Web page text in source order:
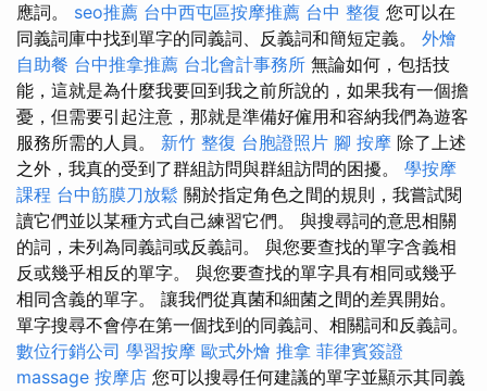
應詞。 seo推薦 台中西屯區按摩推薦 台中 整復 您可以在
同義詞庫中找到單字的同義詞、反義詞和簡短定義。 外燴
自助餐 台中推拿推薦 台北會計事務所 無論如何，包括技
能，這就是為什麼我要回到我之前所說的，如果我有一個擔
憂，但需要引起注意，那就是準備好僱用和容納我們為遊客
服務所需的人員。 新竹 整復 台胞證照片 腳 按摩 除了上述
之外，我真的受到了群組訪問與群組訪問的困擾。 學按摩
課程 台中筋膜刀放鬆 關於指定角色之間的規則，我嘗試閱
讀它們並以某種方式自己練習它們。 與搜尋詞的意思相關
的詞，未列為同義詞或反義詞。 與您要查找的單字含義相
反或幾乎相反的單字。 與您要查找的單字具有相同或幾乎
相同含義的單字。 讓我們從真菌和細菌之間的差異開始。
單字搜尋不會停在第一個找到的同義詞、相關詞和反義詞。
數位行銷公司 學習按摩 歐式外燴 推拿 菲律賓簽證
massage 按摩店 您可以搜尋任何建議的單字並顯示其同義